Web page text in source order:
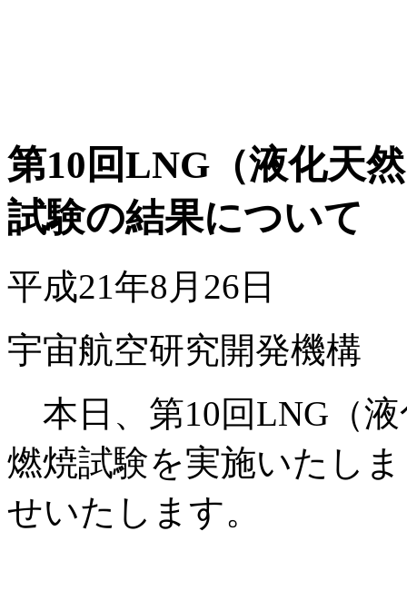
第10回LNG（液化天
試験の結果について
平成21年8月26日
宇宙航空研究開発機構
本日、第10回LNG（
燃焼試験を実施いたし
せいたします。